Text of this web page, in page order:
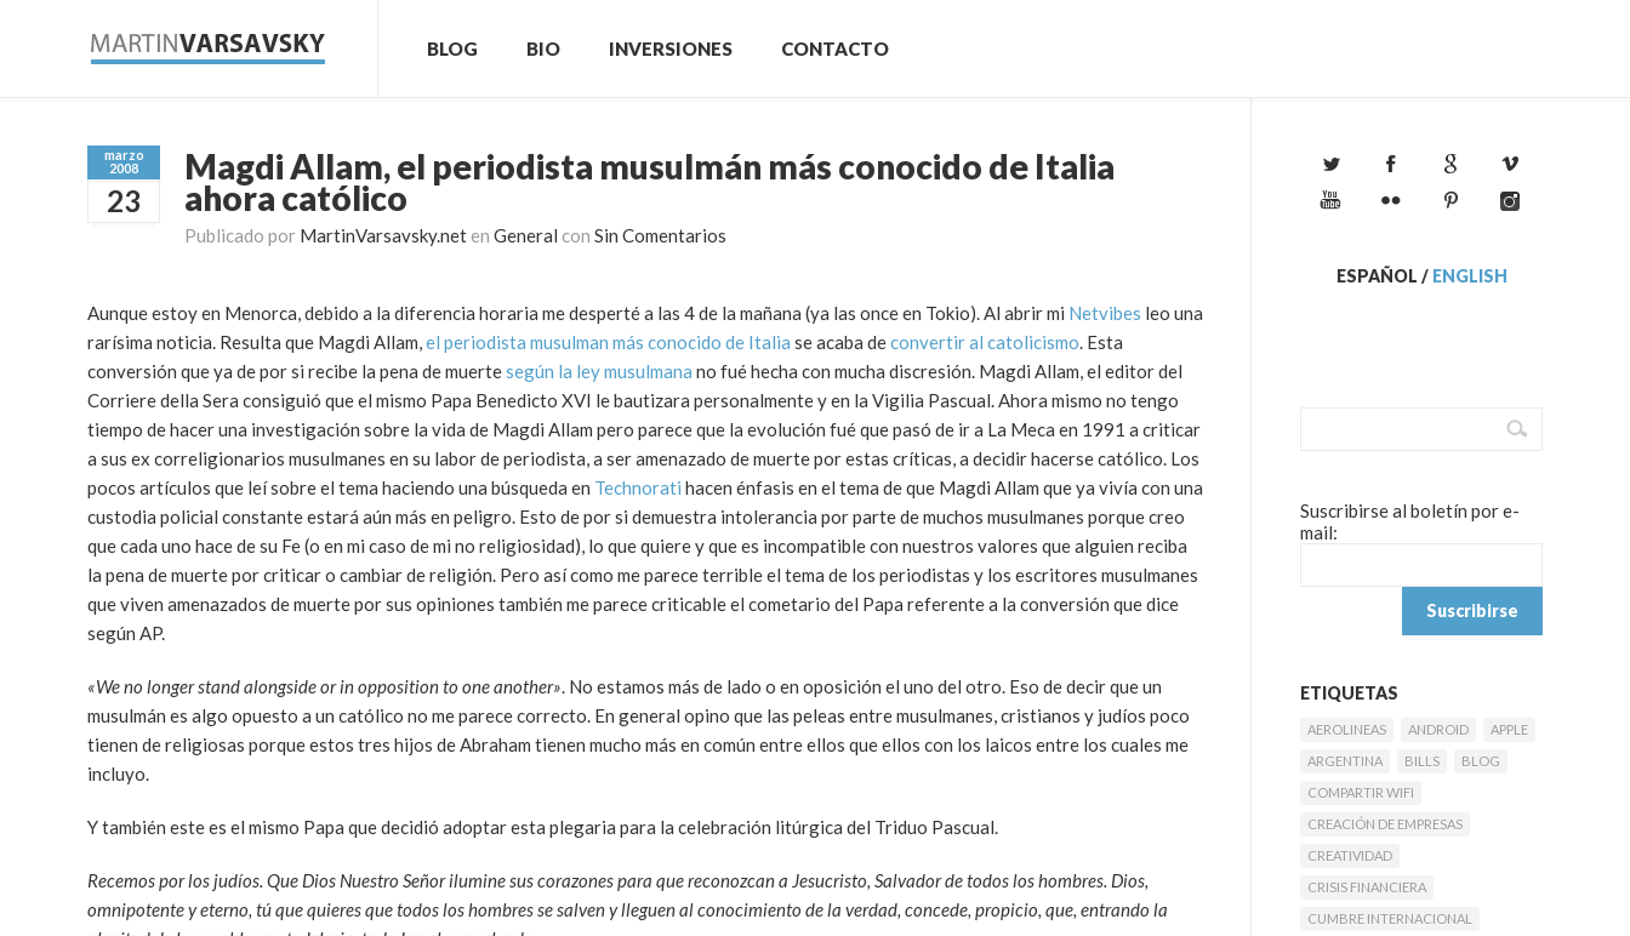
BLOG BIO INVERSIONES CONTACTO
marzo
2008
23
Magdi Allam, el periodista musulmán más conocido de Italia
ahora católico
Publicado por MartinVarsavsky.net en General con Sin Comentarios
Aunque estoy en Menorca, debido a la diferencia horaria me desperté a las 4 de la mañana (ya las once en Tokio). Al abrir mi Netvibes leo una
rarísima noticia. Resulta que Magdi Allam,el periodista musulman más conocido de Italia se acaba deconvertir al catolicismo. Esta
conversión que ya de por si recibe la pena de muertesegún la ley musulmana no fué hecha con mucha discresión. Magdi Allam, el editor del
Corriere della Sera consiguió que el mismo Papa Benedicto XVI le bautizara personalmente y en la Vigilia Pascual. Ahora mismo no tengo
tiempo de hacer una investigación sobre la vida de Magdi Allam pero parece que la evolución fué que pasó de ir a La Meca en 1991 a criticar
a sus ex correligionarios musulmanes en su labor de periodista, a ser amenazado de muerte por estas críticas, a decidir hacerse católico. Los
pocos artículos que leí sobre el tema haciendo una búsqueda en Technorati hacen énfasis en el tema de que Magdi Allam que ya vivía con una
custodia policial constante estará aún más en peligro. Esto de por si demuestra intolerancia por parte de muchos musulmanes porque creo
que cada uno hace de su Fe (o en mi caso de mi no religiosidad), lo que quiere y que es incompatible con nuestros valores que alguien reciba
la pena de muerte por criticar o cambiar de religión. Pero así como me parece terrible el tema de los periodistas y los escritores musulmanes
que viven amenazados de muerte por sus opiniones también me parece criticable el cometario del Papa referente a la conversión que dice
según AP.
«We no longer stand alongside or in opposition to one another». No estamos más de lado o en oposición el uno del otro. Eso de decir que un
musulmán es algo opuesto a un católico no me parece correcto. En general opino que las peleas entre musulmanes, cristianos y judíos poco
tienen de religiosas porque estos tres hijos de Abraham tienen mucho más en común entre ellos que ellos con los laicos entre los cuales me
incluyo.
Y también este es el mismo Papa que decidió adoptar esta plegaria para la celebración litúrgica del Triduo Pascual.
Recemos por los judíos. Que Dios Nuestro Señor ilumine sus corazones para que reconozcan a Jesucristo, Salvador de todos los hombres. Dios,
omnipotente y eterno, tú que quieres que todos los hombres se salven y lleguen al conocimiento de la verdad, concede, propicio, que, entrando la
ESPAÑOL / ENGLISH
Suscribirse al boletín por e-
mail:
ETIQUETAS
AEROLINEAS ANDROID
APPLE
ARGENTINA
BILLS
BLOG
COMPARTIR WIFI
CREACIÓN DE EMPRESAS
CREATIVIDAD
CRISIS FINANCIERA
CUMBRE INTERNACIONAL